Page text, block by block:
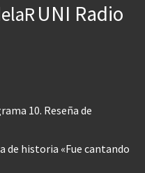
UNI Radio
10. Reseña de
de historia «Fue cantando